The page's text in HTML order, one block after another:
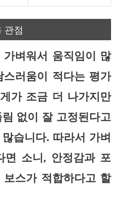
관점
벼워서 움직임이 많
러움이 적다는 평가
가 조금 더 나가지만
없이 잘 고정된다고
습니다. 따라서 가벼
면 소니, 안정감과 포
스가 적합하다고 할